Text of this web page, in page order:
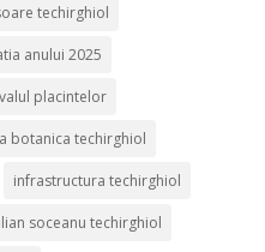
techirghiol
anului 2025
placintelor
botanica techirghiol
infrastructura techirghiol
soceanu techirghiol